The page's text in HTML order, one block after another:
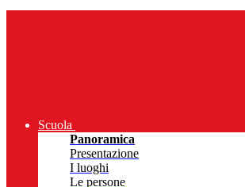
Scuola
Panoramica
Presentazione
I luoghi
Le persone